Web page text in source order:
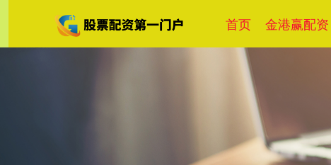
首页 金港赢配资